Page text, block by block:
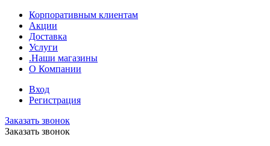
Корпоративным клиентам
Акции
Доставка
Услуги
.Наши магазины
О Компании
Вход
Регистрация
Заказать звонок
Заказать звонок